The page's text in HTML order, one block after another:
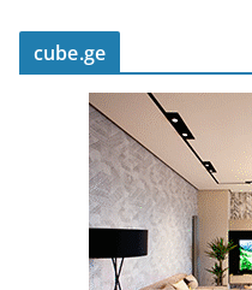
cube.ge